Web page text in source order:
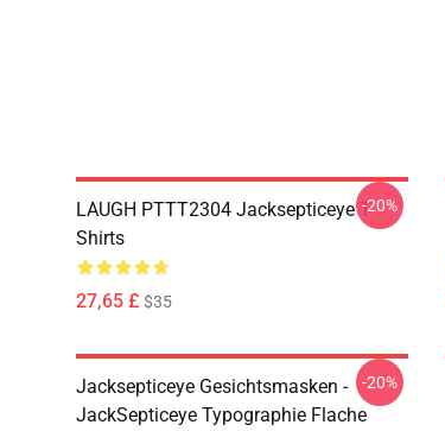
LAUGH PTTT2304 Jacksepticeye T-
Shirts
27,65 £ $35
-20%
Jacksepticeye Gesichtsmasken -
JackSepticeye Typographie Flache
-20%